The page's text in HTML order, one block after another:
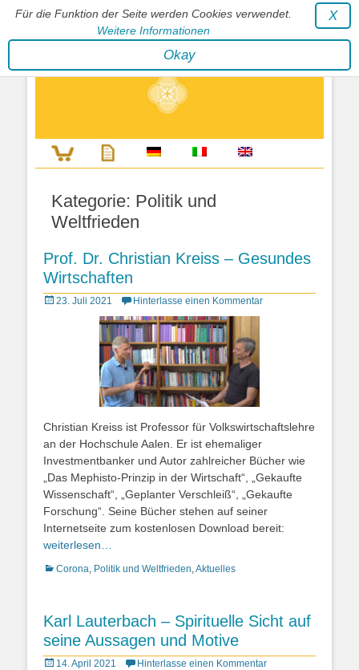
Für die Funktion der Seite werden Cookies verwendet.
Weitere Informationen
X
Okay
Stephan Wunderlich Verlag
Literatur zur Förderung der Gestaltfähigkeit des Lebens
Kategorie: Politik und
Weltfrieden
Prof. Dr. Christian Kreiss – Gesundes
Wirtschaften
Posted
23. Juli 2021 Hinterlasse einen Kommentar
Christian Kreiss ist Professor für Volkswirtschaftslehre
an der Hochschule Aalen. Er ist ehemaliger
Investmentbanker und Autor zahlreicher Bücher wie
„Das Mephisto-Prinzip in der Wirtschaft“, „Gekaufte
Wissenschaft“, „Geplanter Verschleiß“, „Gekaufte
Forschung“. Seine Bücher stehen auf seiner
Internetseite zum kostenlosen Download bereit:
weiterlesen…
Kategorien
Corona, Politik und Weltfrieden,Aktuelles
Karl Lauterbach – Spirituelle Sicht auf
seine Aussagen und Motive
Posted
14. April 2021 Hinterlasse einen Kommentar